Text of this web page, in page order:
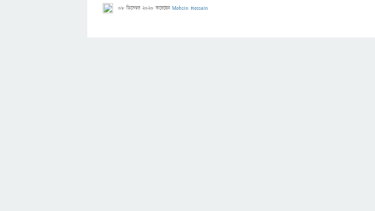
08 ডিসেম্বর 2020 করেছেন Mohsin Hossain